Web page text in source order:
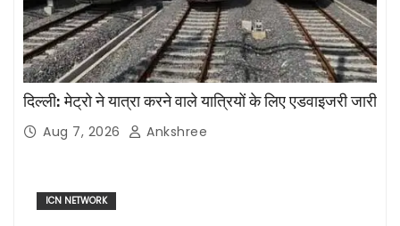
दिल्ली: मेट्रो ने यात्रा करने वाले यात्रियों के लिए एडवाइजरी जारी
Aug 7, 2026 Ankshree
ICN NETWORK